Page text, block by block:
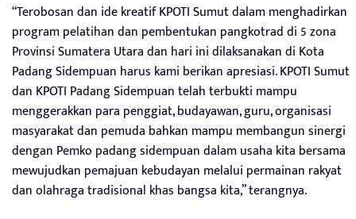
“Terobosan dan ide kreatif KPOTI Sumut dalam menghadirkan
program pelatihan dan pembentukan pangkotrad di 5 zona
Provinsi Sumatera Utara dan hari ini dilaksanakan di Kota
Padang Sidempuan harus kami berikan apresiasi. KPOTI Sumut
dan KPOTI Padang Sidempuan telah terbukti mampu
menggerakkan para penggiat, budayawan, guru, organisasi
masyarakat dan pemuda bahkan mampu membangun sinergi
dengan Pemko padang sidempuan dalam usaha kita bersama
mewujudkan pemajuan kebudayan melalui permainan rakyat
dan olahraga tradisional khas bangsa kita,” terangnya.